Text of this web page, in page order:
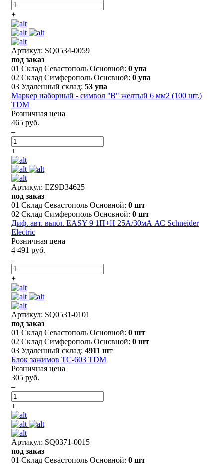
+
Артикул: SQ0534-0059
под заказ
01 Склад Севастополь Основной: 0 упа
02 Склад Симферополь Основной: 0 упа
03 Удаленный склад: 53 упа
Маркер наборный - символ "B" желтый 6 мм2 (100 шт.)
TDM
Розничная цена
465 руб.
–
+
Артикул: EZ9D34625
под заказ
01 Склад Севастополь Основной: 0 шт
02 Склад Симферополь Основной: 0 шт
Диф. авт. выкл. EASY 9 1П+Н 25А/30мА АС Schneider
Electric
Розничная цена
4 491 руб.
–
+
Артикул: SQ0531-0101
под заказ
01 Склад Севастополь Основной: 0 шт
02 Склад Симферополь Основной: 0 шт
03 Удаленный склад: 4911 шт
Блок зажимов ТС-603 TDM
Розничная цена
305 руб.
–
+
Артикул: SQ0371-0015
под заказ
01 Склад Севастополь Основной: 0 шт